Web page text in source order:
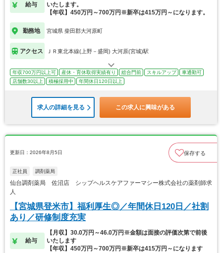
給与
いたします。
【年収】450万円～700万円※新卒は415万円～になります。
勤務地 宮城県 柴田郡大河原町
アクセス ＪＲ東北本線(上野－盛岡) 大河原(宮城)駅
年収700万円以上可 産休・育休取得実績有り 総合門前 スキルアップ
車通勤可
店舗数30以上
積極採用中 年間休日120日以上
求人の詳細を見る この求人に興味がある
更新日：2026年8月5日 保存する
正社員 調剤薬局
仙台調剤薬局 佐沼店 シップヘルスケアファーマシー株式会社の薬剤師求
人
【宮城県登米市】福利厚生◎／年間休日120日／社割
あり／研修制度充実
給与
【月収】30.0万円～46.0万円※金額は面接の評価次第で前後
いたします
【年収】450万円～700万円※新卒は415万円～になります